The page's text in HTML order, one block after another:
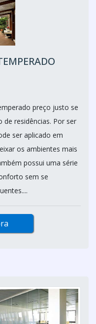
preço justo se
residências. Por ser
ser aplicado em
os ambientes mais
possui uma série
sem se